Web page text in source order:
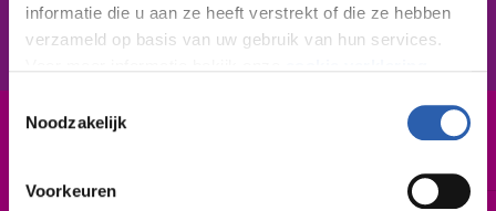
informatie die u aan ze heeft verstrekt of die ze hebben
verzameld op basis van uw gebruik van hun services.
We werken samen met
die uw gegevens
Noodzakelijk
Voorkeuren
In het kort